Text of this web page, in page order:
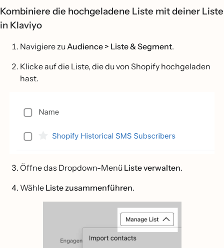
Kombiniere die hochgeladene Liste mit deiner Liste
in Klaviyo
Navigiere zu Audience > Liste & Segment.
Klicke auf die Liste, die du von Shopify hochgeladen
hast.
Öffne das Dropdown-Menü Liste verwalten.
Wähle Liste zusammenführen.